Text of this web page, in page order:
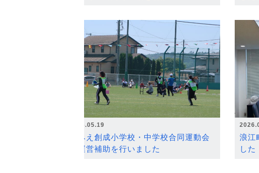
2026.05.19
なみえ創成小学校・中学校合同運動会
の運営補助を行いました
浪江
した